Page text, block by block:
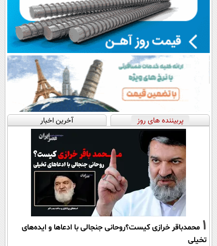
پربیننده های روز آخرین اخبار
1 محمدباقر خرازی کیست؟روحانی جنجالی با ادعاها و ایده‌های
تخیلی